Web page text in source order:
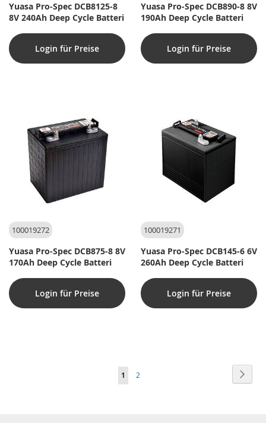
Yuasa Pro-Spec DCB8125-8
8V 240Ah Deep Cycle Batteri
Login für Preise
Yuasa Pro-Spec DCB890-8 8V
190Ah Deep Cycle Batteri
Login für Preise
100019272
Yuasa Pro-Spec DCB875-8 8V
170Ah Deep Cycle Batteri
Login für Preise
100019271
Yuasa Pro-Spec DCB145-6 6V
260Ah Deep Cycle Batteri
Login für Preise
Sie
1 Seite
2